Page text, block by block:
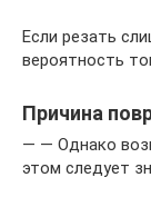
Если резать
вероятность
Причина
— — Однако
этом следует